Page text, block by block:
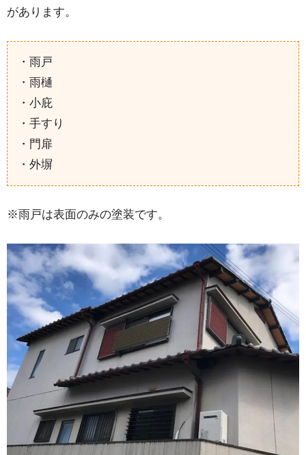
があります。
・雨戸
・雨樋
・小庇
・手すり
・門扉
・外塀
※雨戸は表面のみの塗装です。